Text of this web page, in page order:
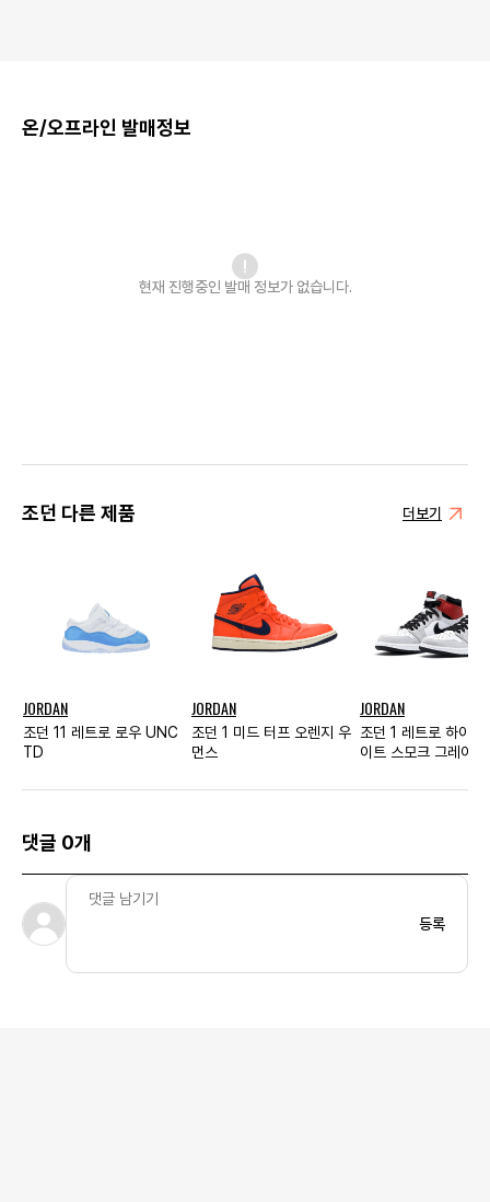
온/오프라인 발매정보
현재 진행중인 발매 정보가 없습니다.
조던 다른 제품 더보기
JORDAN
조던 11 레트로 로우 UNC
TD
JORDAN
조던 1 미드 터프 오렌지 우
먼스
JORDAN
조던 1 레트로 하이
이트 스모크 그레이
댓글 0개
등록